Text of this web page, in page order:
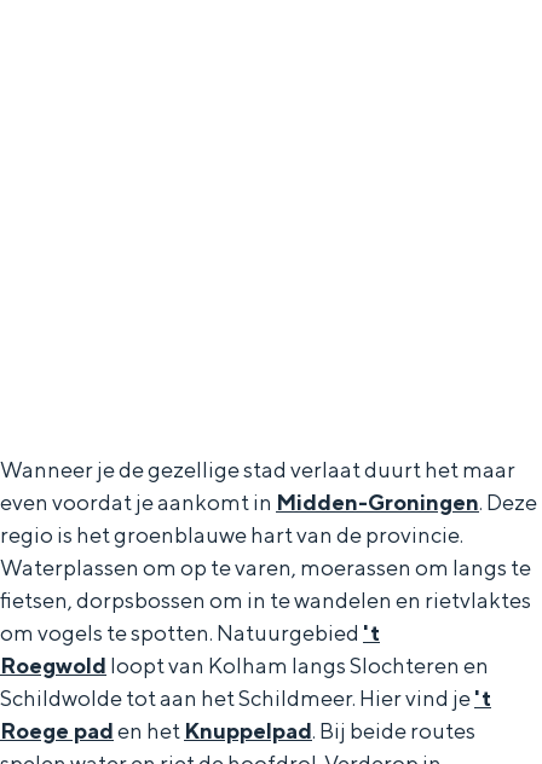
Wanneer je de gezellige stad verlaat duurt het maar
even voordat je aankomt in Midden-Groningen. Deze
regio is het groenblauwe hart van de provincie.
Waterplassen om op te varen, moerassen om langs te
fietsen, dorpsbossen om in te wandelen en rietvlaktes
om vogels te spotten. Natuurgebied 't
Roegwold loopt van Kolham langs Slochteren en
Schildwolde tot aan het Schildmeer. Hier vind je't
Roege paden het Knuppelpad. Bij beide routes